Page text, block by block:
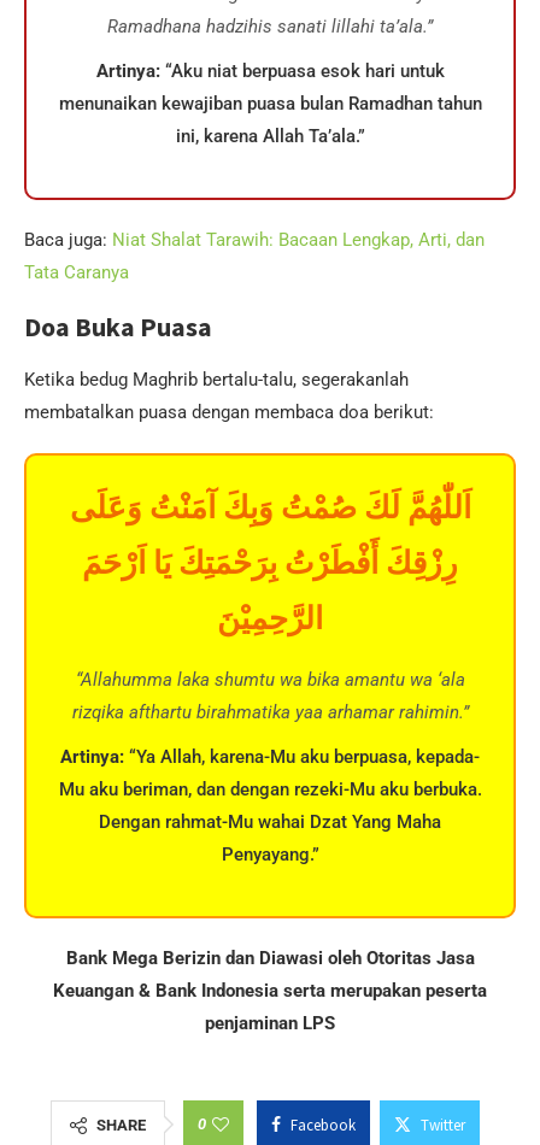
Ramadhana hadzihis sanati lillahi ta’ala.”
Artinya:“Aku niat berpuasa esok hari untuk
menunaikan kewajiban puasa bulan Ramadhan tahun
ini, karena Allah Ta’ala.”
Baca juga: Niat Shalat Tarawih: Bacaan Lengkap, Arti, dan
Tata Caranya
Doa Buka Puasa
Ketika bedug Maghrib bertalu-talu, segerakanlah
membatalkan puasa dengan membaca doa berikut:
اَللّٰهُمَّ لَكَ صُمْتُ وَبِكَ آمَنْتُ وَعَلَى
رِزْقِكَ أَفْطَرْتُ بِرَحْمَتِكَ يَا اَرْحَمَ
الرَّحِمِيْنَ
“Allahumma laka shumtu wa bika amantu wa ‘ala
rizqika afthartu birahmatika yaa arhamar rahimin.”
Artinya: “Ya Allah, karena-Mu aku berpuasa, kepada-
Mu aku beriman, dan dengan rezeki-Mu aku berbuka.
Dengan rahmat-Mu wahai Dzat Yang Maha
Penyayang.”
Bank Mega Berizin dan Diawasi oleh Otoritas Jasa
Keuangan & Bank Indonesia serta merupakan peserta
penjaminan LPS
SHARE 0 Facebook Twitter